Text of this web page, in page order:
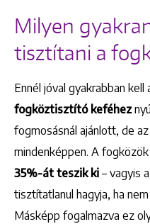
Milyen
tisztítani a
Ennél jóval gyakrabban kell
fogköztisztító keféhez
fogmosásnál ajánlott, de
mindenképpen. A
35%-át teszik ki – vagyis
tisztítatlanul hagyja, ha
Másképp fogalmazva ez